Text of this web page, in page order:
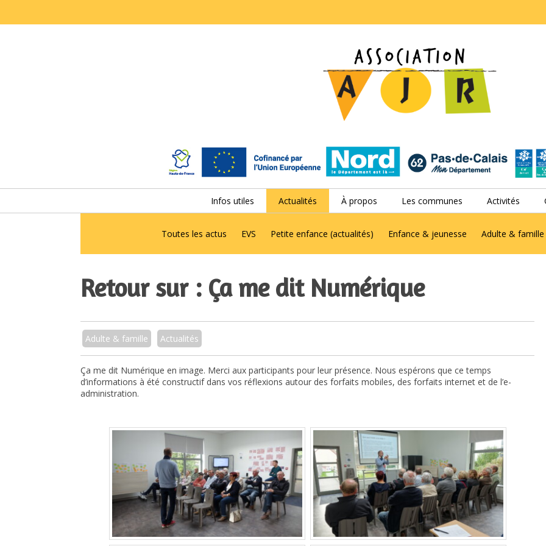
Infos utiles Actualités À propos Les communes Activités
Toutes les actus EVS Petite enfance (actualités) Enfance & jeunesse Adulte & famille
Retour sur : Ça me dit Numérique
Adulte & famille Actualités
Ça me dit Numérique en image. Merci aux participants pour leur présence. Nous espérons que ce temps
d’informations à été constructif dans vos réflexions autour des forfaits mobiles, des forfaits internet et de l’e-
administration.